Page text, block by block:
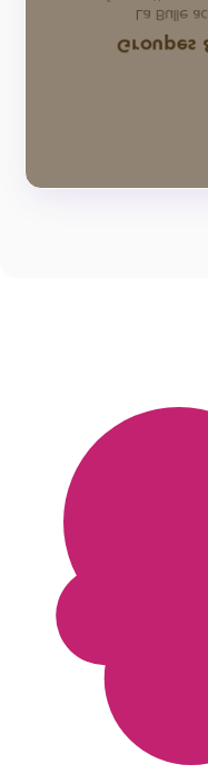
Groupes
La Bulle